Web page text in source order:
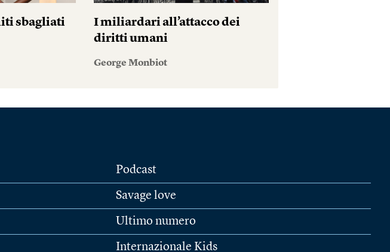
sbagliati
I miliardari all’attacco dei
diritti umani
George Monbiot
Podcast
Savage love
Ultimo numero
Internazionale Kids